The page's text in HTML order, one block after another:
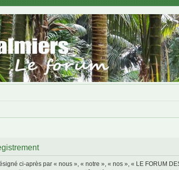
ci-après par « nous », « notre », « nos », « LE FORUM